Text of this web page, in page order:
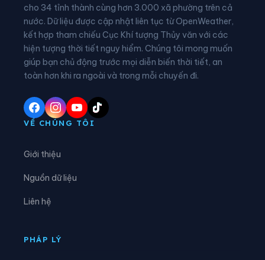
Xã Châu Lộc Xã Châu Tiến
Xã Chiêu Lưu Xã Con Cuông
Xã Đại Đồng Xã Đại Huệ
Xã Diễn Châu
Xã Đông Hiếu
Xã Hợp Minh
cho 34 tỉnh thành cùng hơn 3.000 xã phường trên cả
nước. Dữ liệu được cập nhật liên tục từ OpenWeather,
kết hợp tham chiếu Cục Khí tượng Thủy văn với các
hiện tượng thời tiết nguy hiểm. Chúng tôi mong muốn
giúp bạn chủ động trước mọi diễn biến thời tiết, an
toàn hơn khi ra ngoài và trong mỗi chuyến đi.
VỀ CHÚNG TÔI
Giới thiệu
Nguồn dữ liệu
Liên hệ
PHÁP LÝ